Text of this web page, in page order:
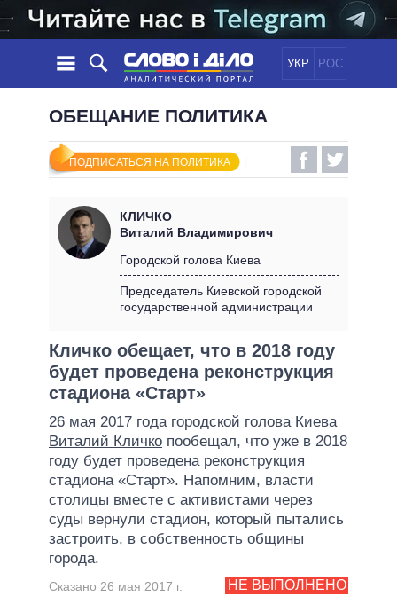
УКР РОС
НОВОСТИ
ЛЕНТА
СОБЫТИЯ
СТАТЬИ
МНЕНИЯ
ОБЗОРЫ
ДАЙДЖЕСТЫ
ПОЛИТИКА
ЭКОНОМИКА
МИР
ОБЕЩАНИЯ
ВСЕ ПОЛИТИКИ
ПРЕЗИДЕНТ И ОФИС
КАБИНЕТ МИНИСТРОВ
МЭРЫ
ВСЕ ПЕРСОНЫ
ИНФОГРАФИКА
ВИДЕО
ПОДДЕРЖАТЬ
СРАВНЕНИЕ ПОЛИТИКОВ
ОБЕЩАНИЕ ПОЛИТИКА
ПОДПИСАТЬСЯ НА ПОЛИТИКА
КЛИЧКО
Виталий Владимирович
Городской голова Киева
Председатель Киевской городской
государственной администрации
Кличко обещает, что в 2018 году
будет проведена реконструкция
стадиона «Старт»
26 мая 2017 года городской голова Киева
Виталий Кличко пообещал, что уже в 2018
году будет проведена реконструкция
стадиона «Старт». Напомним, власти
столицы вместе с активистами через
суды вернули стадион, который пытались
застроить, в собственность общины
города.
НЕ ВЫПОЛНЕНО
Сказано 26 мая 2017 г.